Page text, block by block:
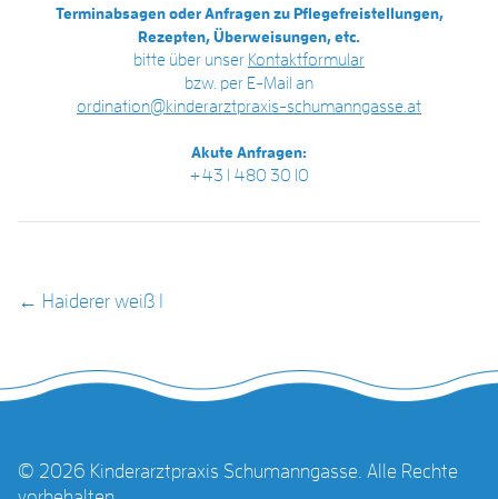
Terminabsagen oder Anfragen zu Pflegefreistellungen,
Rezepten, Überweisungen, etc.
bitte über unser Kontaktformular
bzw. per E-Mail an
ordination@kinderarztpraxis-schumanngasse.at
Akute Anfragen:
+43 1 480 30 10
POST NAVIGATION
← Haiderer weiß 1
© 2026 Kinderarztpraxis Schumanngasse. Alle Rechte